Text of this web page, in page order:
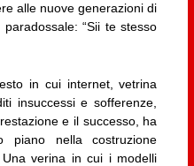
alle nuove generazioni di
“Sii te stesso
in cui internet, vetrina
insuccessi e sofferenze,
e il successo, ha
nella costruzione
Una verina in cui i modelli